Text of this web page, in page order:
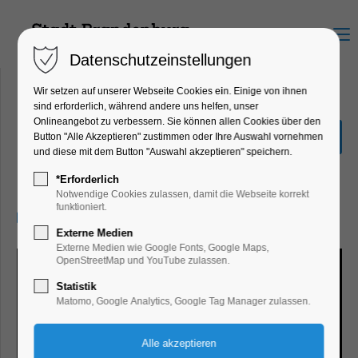
Menu
Sonderausstellung Eiszeit
Safari
Ausstellung
Datenschutzeinstellungen
Wir setzen auf unserer Webseite Cookies ein. Einige von ihnen
sind erforderlich, während andere uns helfen, unser
Onlineangebot zu verbessern. Sie können allen Cookies über den
Button "Alle Akzeptieren" zustimmen oder Ihre Auswahl vornehmen
und diese mit dem Button "Auswahl akzeptieren" speichern.
*Erforderlich
Notwendige Cookies zulassen, damit die Webseite korrekt
funktioniert.
Externe Medien
Externe Medien wie Google Fonts, Google Maps,
OpenStreetMap und YouTube zulassen.
Statistik
Matomo, Google Analytics, Google Tag Manager zulassen.